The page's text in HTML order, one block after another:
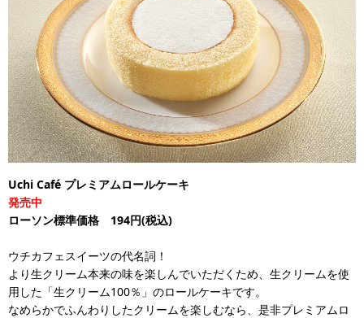
Uchi Café プレミアムロールケーキ
発売中
ローソン標準価格 194円(税込)
ウチカフェスイーツの代名詞！
より生クリーム本来の味を楽しんでいただくため、生クリームを使
用した「生クリーム100％」のロールケーキです。
なめらかでふんわりしたクリームを楽しむなら、是非プレミアムロ